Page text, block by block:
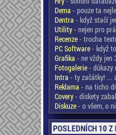
Dema - pouze ta
Dentra - když stačí
Utility- nejen pro
Recenze- trocha
PC Software- když
Grafika - ne vždy jen
Fotogalerie- důkazy
Intra - ty začátky! ...
Reklama - na ticho
Covery- diskety
Diskuze- o všem, o
POSLEDNÍCH 10 Z